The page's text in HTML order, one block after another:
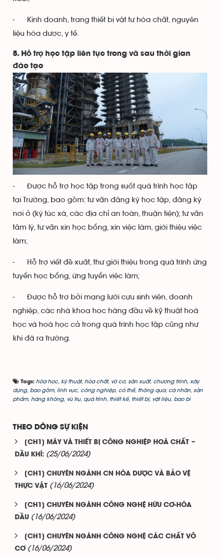
- Kinh doanh, trang thiết bị vật tư hóa chất, nguyên
liệu hóa dược, y tế.
5. Hỗ trợ học tập liên tục trong và sau thời gian
đào tạo
- Được hỗ trợ học tập trong suốt quá trình học tập
tại Trường, bao gồm: tư vấn đăng ký học tập, đăng ký
nơi ở (ký túc xá, các địa chỉ an toàn, thuận tiện); tư vấn
tâm lý, tư vấn xin học bổng, xin việc làm, giới thiệu việc
làm;
- Hỗ trợ viết đề xuất, thư giới thiệu trong quá trình ứng
tuyển học bổng, ứng tuyển việc làm;
- Được hỗ trợ bởi mạng lưới cựu sinh viên, doanh
nghiệp, các nhà khoa học hàng đầu về kỹ thuật hoá
học và hoá học cả trong quá trình học tập cũng như
khi đã ra trường.
Tags: hóa học, kỹ thuật, hóa chất, vô cơ, sản xuất, chương trình
xây
dựng, bao gồm, lĩnh vực, công nghiệp, có thể, thông qua, cá nhân sản
phẩm, hàng không, vũ trụ, quá trình thiết kế, thiết bị, vật liệu, bao bì
THEO DÒNG SỰ KIỆN
[CH1] MÁY VÀ THIẾT BỊ CÔNG NGHIỆP HOÁ CHẤT –
DẦU KHÍ: (25/06/2024)
[CH1] CHUYÊN NGÀNH CN HÓA DƯỢC VÀ BẢO VỆ
THỰC VẬT (16/06/2024)
[CH1] CHUYÊN NGÀNH CÔNG NGHỆ HỮU CƠ-HÓA
DẦU (16/06/2024)
[CH1] CHUYÊN NGÀNH CÔNG NGHỆ CÁC CHẤT VÔ
CƠ (16/06/2024)